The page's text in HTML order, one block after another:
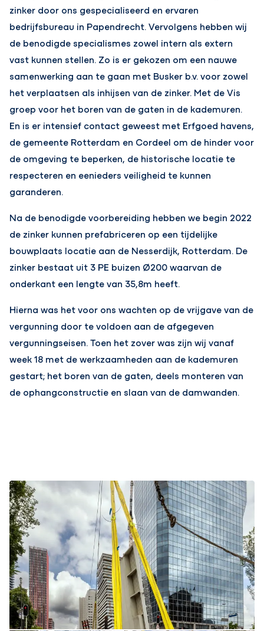
zinker door ons gespecialiseerd en ervaren
bedrijfsbureau in Papendrecht. Vervolgens hebben wij
de benodigde specialismes zowel intern als extern
vast kunnen stellen. Zo is er gekozen om een nauwe
samenwerking aan te gaan met Busker b.v. voor zowel
het verplaatsen als inhijsen van de zinker. Met de Vis
groep voor het boren van de gaten in de kademuren.
En is er intensief contact geweest met Erfgoed havens,
de gemeente Rotterdam en Cordeel om de hinder voor
de omgeving te beperken, de historische locatie te
respecteren en eenieders veiligheid te kunnen
garanderen.
Na de benodigde voorbereiding hebben we begin 2022
de zinker kunnen prefabriceren op een tijdelijke
bouwplaats locatie aan de Nesserdijk, Rotterdam. De
zinker bestaat uit 3 PE buizen Ø200 waarvan de
onderkant een lengte van 35,8m heeft.
Hierna was het voor ons wachten op de vrijgave van de
vergunning door te voldoen aan de afgegeven
vergunningseisen. Toen het zover was zijn wij vanaf
week 18 met de werkzaamheden aan de kademuren
gestart; het boren van de gaten, deels monteren van
de ophangconstructie en slaan van de damwanden.